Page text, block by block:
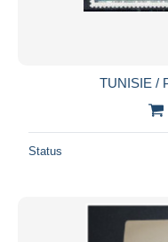
TUNISIE /
Status